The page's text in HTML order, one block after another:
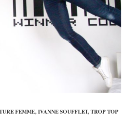
FEMME, IVANNE SOUFFLET, TROP TOP